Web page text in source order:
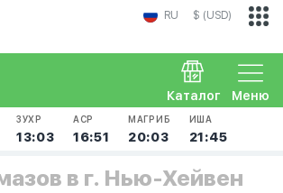
RU $ (USD)
Меню
Каталог
ЗУХР
13:03
АСР
16:51
МАГРИБ
20:03
ИША
21:45
в г. Нью-Хейвен